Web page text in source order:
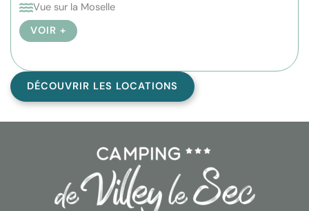
Vue sur la Moselle
VOIR +
DÉCOUVRIR LES LOCATIONS